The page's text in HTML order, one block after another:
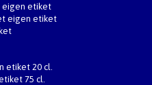
eigen etiket
eigen etiket
etiket 20 cl.
75 cl.